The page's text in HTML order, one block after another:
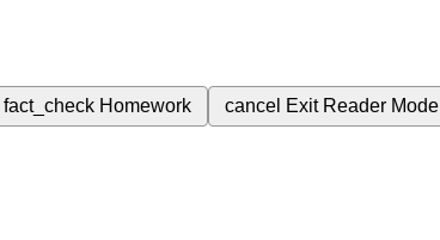
fact_check Homework cancel Exit Reader Mode